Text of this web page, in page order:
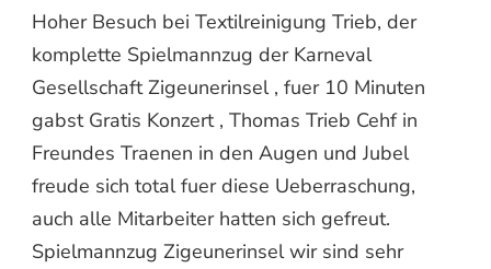
Hoher Besuch bei Textilreinigung Trieb, der
komplette Spielmannzug der Karneval
Gesellschaft Zigeunerinsel , fuer 10 Minuten
gabst Gratis Konzert , Thomas Trieb Cehf in
Freundes Traenen in den Augen und Jubel
freude sich total fuer diese Ueberraschung,
auch alle Mitarbeiter hatten sich gefreut.
Spielmannzug Zigeunerinsel wir sind sehr